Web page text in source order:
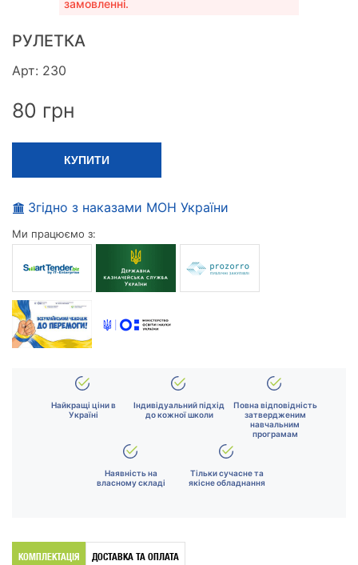
замовленні.
РУЛЕТКА
Арт: 230
80 грн
КУПИТИ
Згідно з наказами МОН України
Ми працюємо з:
Найкращі ціни в
Україні
Індивідуальний підхід
до кожної школи
Повна відповідність
затвердженим
навчальним
програмам
Наявність на
власному складі
Тільки сучасне та
якісне обладнання
КОМПЛЕКТАЦІЯ ДОСТАВКА ТА ОПЛАТА